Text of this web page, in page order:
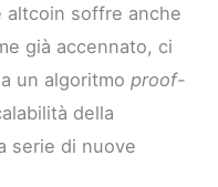
altcoin soffre anche
già accennato, ci
un algoritmoproof-
della
serie di nuove